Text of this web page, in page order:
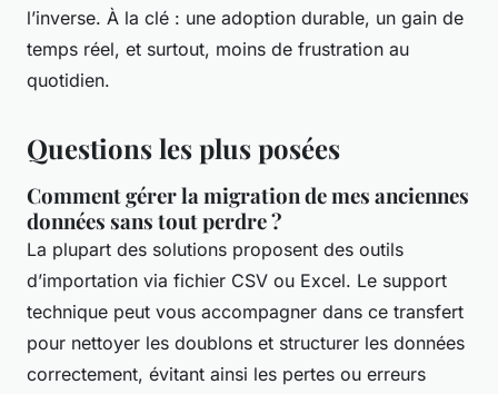
l’inverse. À la clé : une adoption durable, un gain de
temps réel, et surtout, moins de frustration au
quotidien.
Questions les plus posées
Comment gérer la migration de mes anciennes
données sans tout perdre ?
La plupart des solutions proposent des outils
d’importation via fichier CSV ou Excel. Le support
technique peut vous accompagner dans ce transfert
pour nettoyer les doublons et structurer les données
correctement, évitant ainsi les pertes ou erreurs